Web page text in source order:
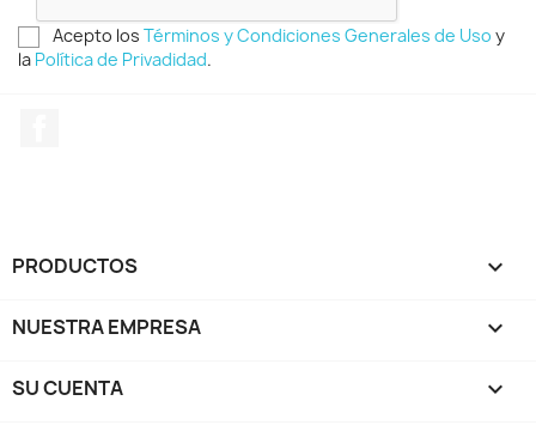
Acepto los Términos y Condiciones Generales de Uso y
la Política de Privadidad.
PRODUCTOS 
NUESTRA EMPRESA 
SU CUENTA 